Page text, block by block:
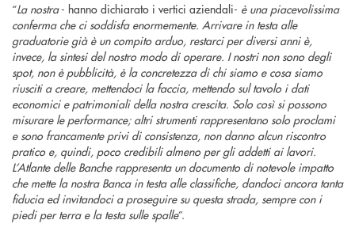
“La nostra- hanno dichiarato i vertici aziendali- è una piacevolissima
conferma che ci soddisfa enormemente. Arrivare in testa alle
graduatorie già è un compito arduo, restarci per diversi anni è,
invece, la sintesi del nostro modo di operare. I nostri non sono degli
spot, non è pubblicità, è la concretezza di chi siamo e cosa siamo
riusciti a creare, mettendoci la faccia, mettendo sul tavolo i dati
economici e patrimoniali della nostra crescita. Solo così si possono
misurare le performance; altri strumenti rappresentano solo proclami
e sono francamente privi di consistenza, non danno alcun riscontro
pratico e, quindi, poco credibili almeno per gli addetti ai lavori.
L’Atlante delle Banche rappresenta un documento di notevole impatto
che mette la nostra Banca in testa alle classifiche, dandoci ancora tanta
fiducia ed invitandoci a proseguire su questa strada, sempre con i
piedi per terra e la testa sulle spalle”.